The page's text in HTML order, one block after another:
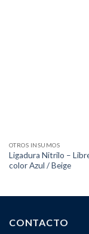
OTROS INSUMOS
Ligadura Nitrilo –
color Azul / Beige
CONTACTO